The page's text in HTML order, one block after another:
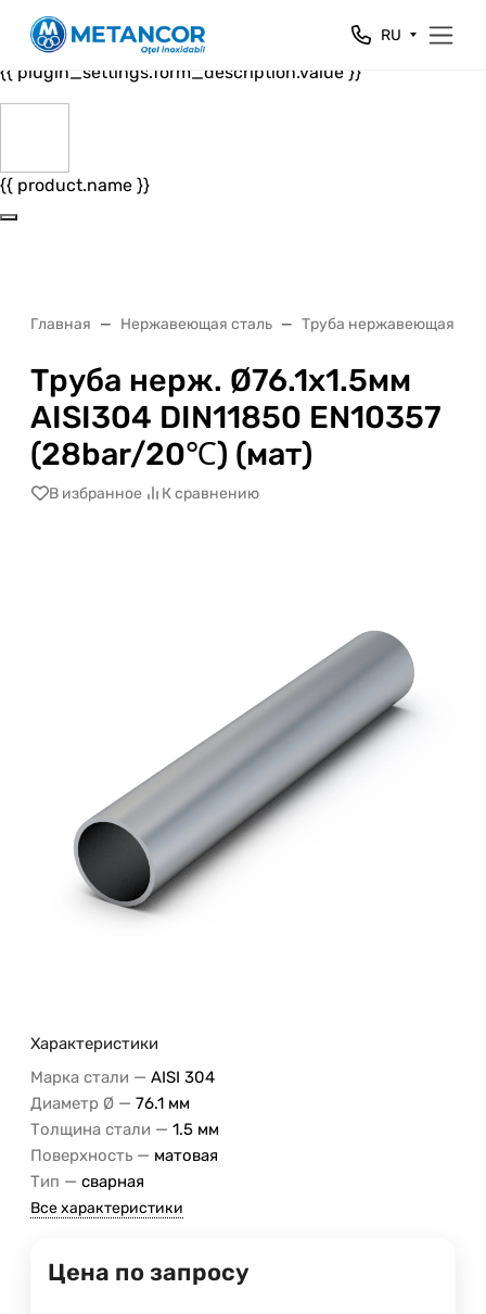
Close
{{ plugin_settings.form_header.value }}
{{ plugin_settings.form_description.value }}
{{ product.name }}
RU
Главная Нержавеющая сталь Труба нержавеющая
Труба нерж. Ø76.1х1.5мм
AISI304 DIN11850 EN10357
(28bar/20℃) (мат)
В избранное К сравнению
Характеристики
Марка стали — AISI 304
Диаметр Ø — 76.1 мм
Толщина стали — 1.5 мм
Поверхность — матовая
Тип — сварная
Все характеристики
Цена по запросу